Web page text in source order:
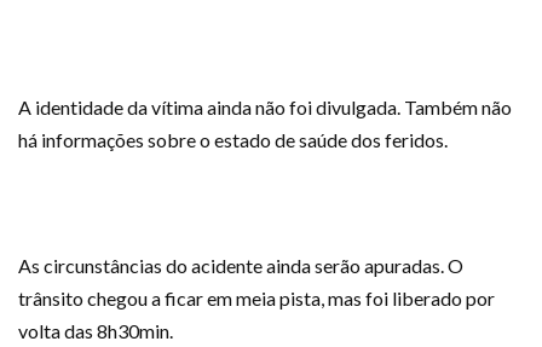
A identidade da vítima ainda não foi divulgada. Também não
há informações sobre o estado de saúde dos feridos.
As circunstâncias do acidente ainda serão apuradas. O
trânsito chegou a ficar em meia pista, mas foi liberado por
volta das 8h30min.